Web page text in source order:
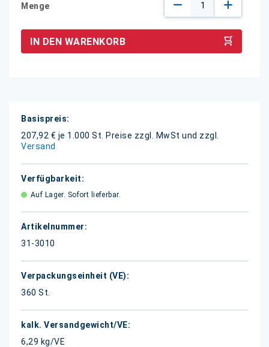
Menge
IN DEN WARENKORB
Weitere
Informationen
207,92 € je 1.000 St.
Preise zzgl. MwSt und zzgl.
Versand
Auf Lager. Sofort lieferbar.
31-3010
360 St.
6,29 kg/VE